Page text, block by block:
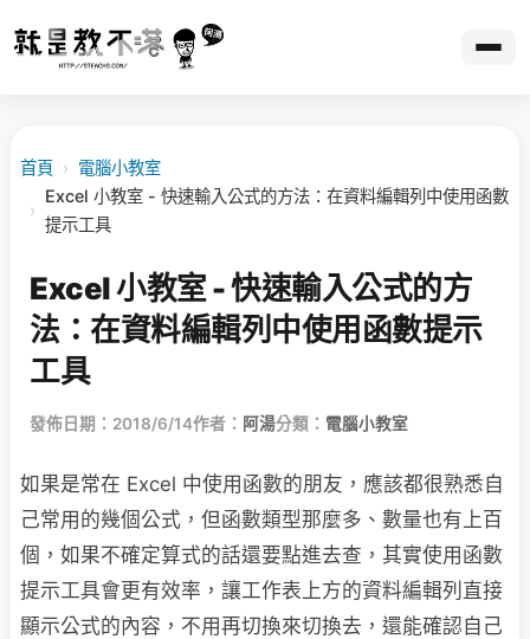
首頁 › 電腦小教室
›
Excel 小教室 - 快速輸入公式的方法：在資料編輯列中使用函數
提示工具
Excel 小教室 - 快速輸入公式的方
法：在資料編輯列中使用函數提示
工具
發佈日期：2018/6/14作者： 阿湯分類： 電腦小教室
如果是常在 Excel 中使用函數的朋友，應該都很熟悉自
己常用的幾個公式，但函數類型那麼多、數量也有上百
個，如果不確定算式的話還要點進去查，其實使用函數
提示工具會更有效率，讓工作表上方的資料編輯列直接
顯示公式的內容，不用再切換來切換去，還能確認自己